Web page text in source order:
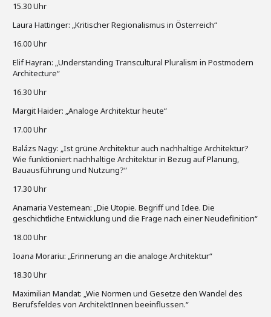
15.30 Uhr
Laura Hattinger: „Kritischer Regionalismus in Österreich“
16.00 Uhr
Elif Hayran: „Understanding Transcultural Pluralism in Postmodern
Architecture“
16.30 Uhr
Margit Haider: „Analoge Architektur heute“
17.00 Uhr
Balázs Nagy: „Ist grüne Architektur auch nachhaltige Architektur?
Wie funktioniert nachhaltige Architektur in Bezug auf Planung,
Bauausführung und Nutzung?“
17.30 Uhr
Anamaria Vestemean: „Die Utopie. Begriff und Idee. Die
geschichtliche Entwicklung und die Frage nach einer Neudefinition“
18.00 Uhr
Ioana Morariu: „Erinnerung an die analoge Architektur“
18.30 Uhr
Maximilian Mandat: „Wie Normen und Gesetze den Wandel des
Berufsfeldes von ArchitektInnen beeinflussen.“